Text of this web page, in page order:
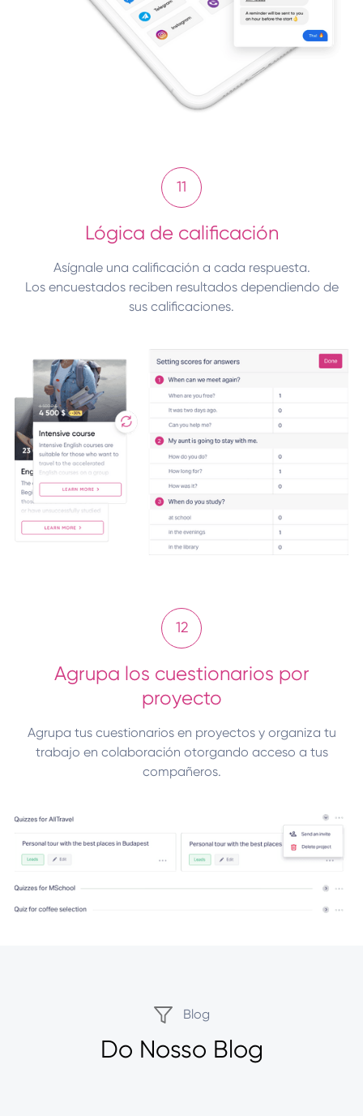
11
Lógica de calificación
Asígnale una calificación a cada respuesta.
Los encuestados reciben resultados dependiendo de
sus calificaciones.
12
Agrupa los cuestionarios por
proyecto
Agrupa tus cuestionarios en proyectos y organiza tu
trabajo en colaboración otorgando acceso a tus
compañeros.
Blog
Do Nosso Blog